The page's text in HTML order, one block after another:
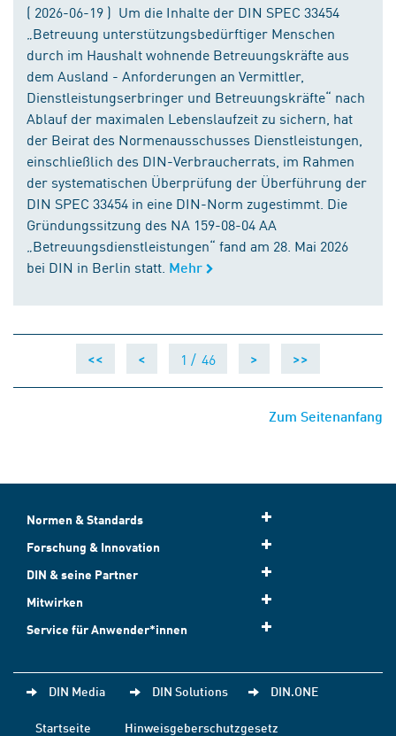
( 2026-06-19 ) Um die Inhalte der DIN SPEC 33454
„Betreuung unterstützungsbedürftiger Menschen
durch im Haushalt wohnende Betreuungskräfte aus
dem Ausland - Anforderungen an Vermittler,
Dienstleistungserbringer und Betreuungskräfte“ nach
Ablauf der maximalen Lebenslaufzeit zu sichern, hat
der Beirat des Normenausschusses Dienstleistungen,
einschließlich des DIN-Verbraucherrats, im Rahmen
der systematischen Überprüfung der Überführung der
DIN SPEC 33454 in eine DIN-Norm zugestimmt. Die
Gründungssitzung des NA 159-08-04 AA
„Betreuungsdienstleistungen“ fand am 28. Mai 2026
bei DIN in Berlin statt. Mehr
<< < 1 / 46 > >>
Zum Seitenanfang
Normen & Standards
Forschung & Innovation
DIN & seine Partner
Mitwirken
Service für Anwender*innen
DIN Media DIN Solutions DIN.ONE
Startseite
Hinweisgeberschutzgesetz